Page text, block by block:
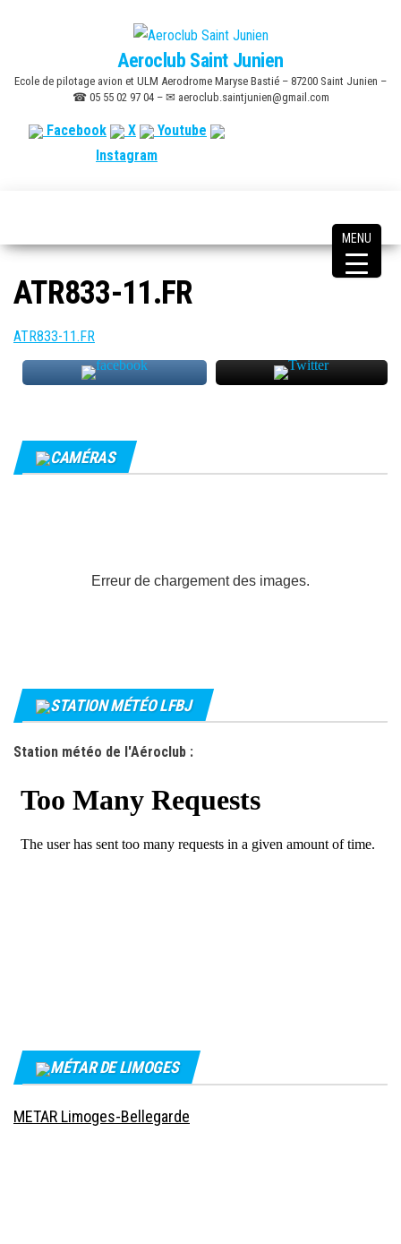
content
Aeroclub Saint Junien
Ecole de pilotage avion et ULM Aerodrome Maryse Bastié – 87200 Saint Junien –
☎ 05 55 02 97 04 – ✉ aeroclub.saintjunien@gmail.com
Facebook X
Youtube
Instagram
ATR833-11.FR
ATR833-11.FR
CAMÉRAS
Erreur de chargement des images.
STATION MÉTÉO LFBJ
Station météo de l'Aéroclub :
MÉTAR DE LIMOGES
METAR Limoges-Bellegarde
MENU